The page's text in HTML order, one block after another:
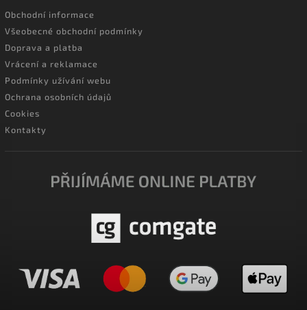
Obchodní informace
Všeobecné obchodní podmínky
Doprava a platba
Vrácení a reklamace
Podmínky užívání webu
Ochrana osobních údajů
Cookies
Kontakty